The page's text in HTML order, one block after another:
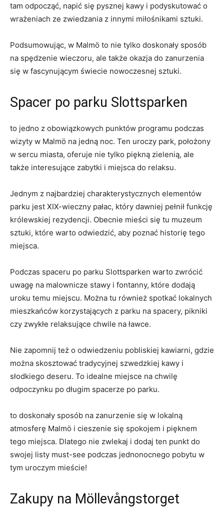
tam odpocząć, napić się pysznej kawy i podyskutować o
wrażeniach ze zwiedzania z ⁣innymi miłośnikami sztuki.
Podsumowując, w Malmö to nie tylko doskonały ‍sposób
na spędzenie wieczoru, ale także okazja do zanurzenia
się w fascynującym​ świecie ⁤nowoczesnej sztuki.
Spacer po‌ parku Slottsparken
⁤to‍ jedno z⁤ obowiązkowych punktów programu podczas‌
wizyty w Malmö na jedną noc. Ten uroczy park, położony
w sercu miasta, oferuje ​nie tylko piękną zielenią, ale
także interesujące ‌zabytki i miejsca do relaksu.
Jednym z najbardziej charakterystycznych elementów
parku jest ⁤XIX-wieczny pałac, który dawniej pełnił‌ funkcję
królewskiej rezydencji. Obecnie mieści się tu muzeum
sztuki, które warto odwiedzić, aby poznać historię tego
miejsca.
Podczas spaceru ⁤po parku Slottsparken warto zwrócić
uwagę na malownicze stawy i fontanny, które dodają
uroku temu miejscu. Można tu również spotkać lokalnych
‌mieszkańców korzystających z parku na spacery, pikniki
czy zwykłe relaksujące chwile na ławce.
Nie zapomnij też o odwiedzeniu pobliskiej kawiarni, gdzie
można⁣ skosztować​ tradycyjnej szwedzkiej kawy i
słodkiego deseru. To idealne miejsce na chwilę
odpoczynku po długim spacerze ‍po parku.
to ⁣doskonały sposób na zanurzenie się⁤ w lokalną
atmosferę Malmö i cieszenie ‍się spokojem i⁣ pięknem
tego miejsca. Dlatego nie zwlekaj i dodaj ten punkt do
swojej listy must-see podczas jednonocnego pobytu w
tym uroczym mieście!
Zakupy na ⁢Möllevångstorget